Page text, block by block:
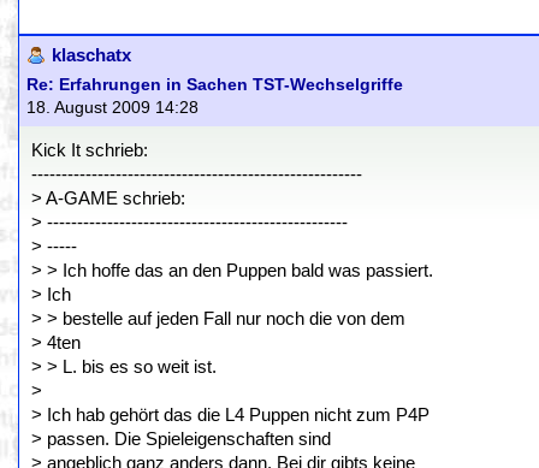
klaschatx
Re: Erfahrungen in Sachen TST-Wechselgriffe
18. August 2009 14:28
Kick It schrieb:
-------------------------------------------------------
> A-GAME schrieb:
> --------------------------------------------------
> -----
> > Ich hoffe das an den Puppen bald was passiert.
> Ich
> > bestelle auf jeden Fall nur noch die von dem
> 4ten
> > L. bis es so weit ist.
>
> Ich hab gehört das die L4 Puppen nicht zum P4P
> passen. Die Spieleigenschaften sind
> angeblich ganz anders dann. Bei dir gibts keine